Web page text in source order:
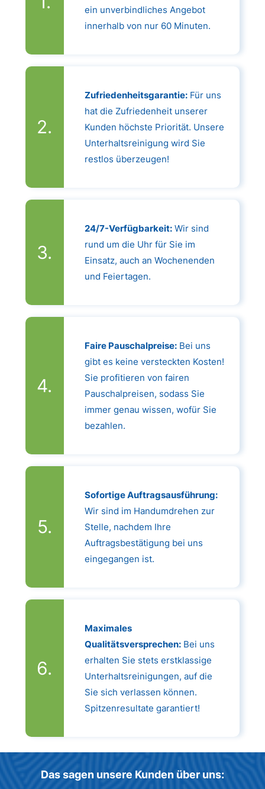
ein unverbindliches Angebot
innerhalb von nur 60 Minuten.
Zufriedenheitsgarantie:Für uns
hat die Zufriedenheit unserer
Kunden höchste Priorität. Unsere
Unterhaltsreinigung wird Sie
restlos überzeugen!
24/7-Verfügbarkeit:Wir sind
rund um die Uhr für Sie im
Einsatz, auch an Wochenenden
und Feiertagen.
Faire Pauschalpreise:Bei uns
gibt es keine versteckten Kosten!
Sie profitieren von fairen
Pauschalpreisen, sodass Sie
immer genau wissen, wofür Sie
bezahlen.
Sofortige Auftragsausführung:
Wir sind im Handumdrehen zur
Stelle, nachdem Ihre
Auftragsbestätigung bei uns
eingegangen ist.
Maximales
Qualitätsversprechen:Bei uns
erhalten Sie stets erstklassige
Unterhaltsreinigungen, auf die
Sie sich verlassen können.
Spitzenresultate garantiert!
Das sagen unsere Kunden über uns: